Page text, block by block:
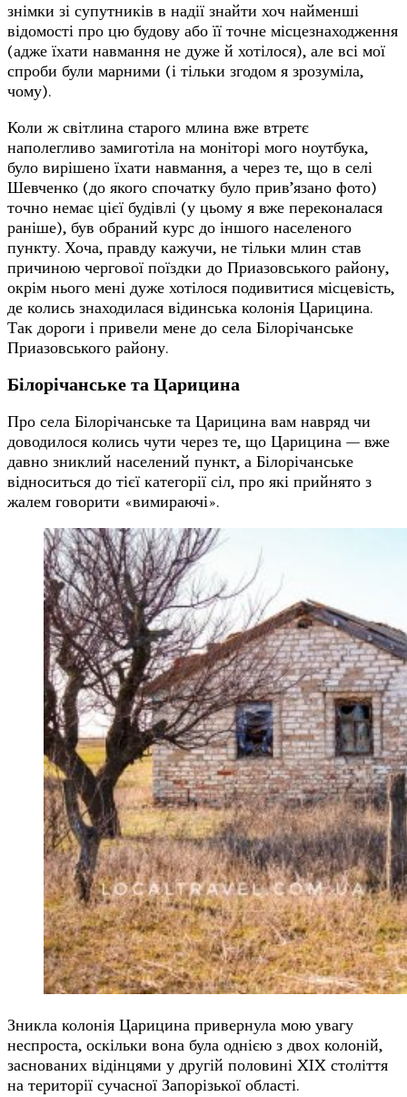
знімки зі супутників в надії знайти хоч найменші
відомості про цю будову або її точне місцезнаходження
(адже їхати навмання не дуже й хотілося), але всі мої
спроби були марними (і тільки згодом я зрозуміла,
чому).
Коли ж світлина старого млина вже втретє
наполегливо замиготіла на моніторі мого ноутбука,
було вирішено їхати навмання, а через те, що в селі
Шевченко (до якого спочатку було прив’язано фото)
точно немає цієї будівлі (у цьому я вже переконалася
раніше), був обраний курс до іншого населеного
пункту. Хоча, правду кажучи, не тільки млин став
причиною чергової поїздки до Приазовського району,
окрім нього мені дуже хотілося подивитися місцевість,
де колись знаходилася відинська колонія Царицина.
Так дороги і привели мене до села Білорічанське
Приазовського району.
Білорічанське та Царицина
Про села Білорічанське та Царицина вам навряд чи
доводилося колись чути через те, що Царицина — вже
давно зниклий населений пункт, а Білорічанське
відноситься до тієї категорії сіл, про які прийнято з
жалем говорити «вимираючі».
Зникла колонія Царицина привернула мою увагу
неспроста, оскільки вона була однією з двох колоній,
заснованих відінцями у другій половині XIX століття
на території сучасної Запорізької області.